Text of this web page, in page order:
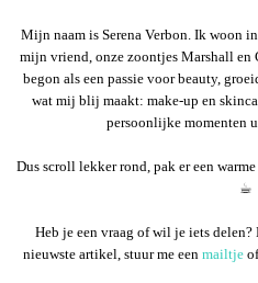
Mijn naam is Serena Verbon. Ik woon
mijn vriend, onze zoontjes Marshall en
begon als een passie voor beauty,
wat mij blij maakt: make-up en
persoonlijke momenten
Dus scroll lekker rond, pak er een
☕︎
Heb je een vraag of wil je iets
nieuwste artikel, stuur me een mailtje